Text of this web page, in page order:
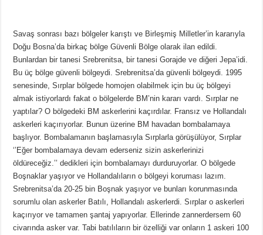
Savaş sonrası bazı bölgeler karıştı ve Birleşmiş Milletler’in kararıyla
Doğu Bosna’da birkaç bölge Güvenli Bölge olarak ilan edildi.
Bunlardan bir tanesi Srebrenitsa, bir tanesi Gorajde ve diğeri Jepa’idi.
Bu üç bölge güvenli bölgeydi. Srebrenitsa’da güvenli bölgeydi. 1995
senesinde, Sırplar bölgede homojen olabilmek için bu üç bölgeyi
almak istiyorlardı fakat o bölgelerde BM’nin kararı vardı. Sırplar ne
yaptılar? O bölgedeki BM askerlerini kaçırdılar. Fransız ve Hollandalı
askerleri kaçırıyorlar. Bunun üzerine BM havadan bombalamaya
başlıyor. Bombalamanın başlamasıyla Sırplarla görüşülüyor, Sırplar
‘’Eğer bombalamaya devam ederseniz sizin askerlerinizi
öldüreceğiz.’’ dedikleri için bombalamayı durduruyorlar. O bölgede
Boşnaklar yaşıyor ve Hollandalıların o bölgeyi koruması lazım.
Srebrenitsa’da 20-25 bin Boşnak yaşıyor ve bunları korunmasında
sorumlu olan askerler Batılı, Hollandalı askerlerdi. Sırplar o askerleri
kaçırıyor ve tamamen şantaj yapıyorlar. Ellerinde zannerdersem 60
civarında asker var. Tabi batılıların bir özelliği var onların 1 askeri 100